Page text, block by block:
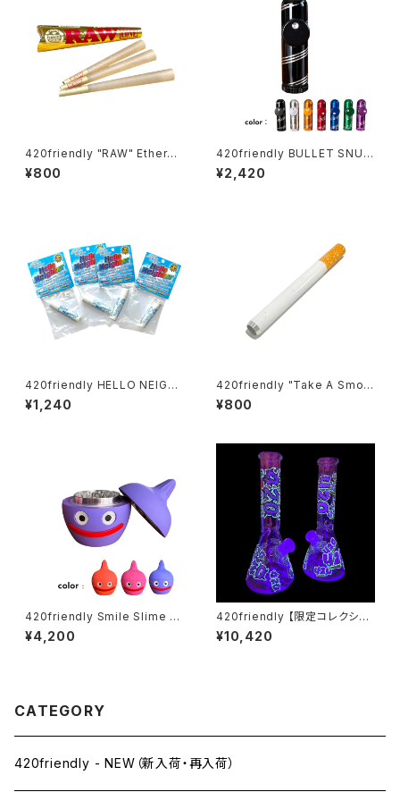
420friendly "RAW" Etherea
l Cones - コーン (KING siz
e)
¥800
420friendly BULLET SNUF
F アルミ製弾丸型 スナッフボト
ル
¥2,420
420friendly HELLO NEIGH
BOR 携帯エアフレッシュナー／
ポータブル消臭スティック（全6
¥1,240
420friendly "Take A Smok
e" こっそりチルタイム Cigarett
e Bat ロング シガレットワンヒ
¥800
420friendly Smile Slime H
erb Grinder (4層構造）グライ
ンダー
¥4,200
420friendly 【限定コレクショ
ン】Glow in Dark 420 Beake
r Bong -ガラスボング（25cm）
¥10,420
CATEGORY
420friendly - NEW（新入荷・再入荷）